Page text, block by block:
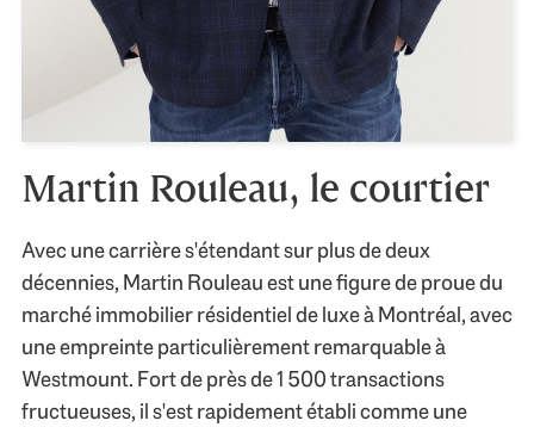
Martin Rouleau, le courtier
Avec une carrière s'étendant sur plus de deux
décennies, Martin Rouleau est une figure de proue du
marché immobilier résidentiel de luxe à Montréal, avec
une empreinte particulièrement remarquable à
Westmount. Fort de près de 1 500 transactions
fructueuses, il s'est rapidement établi comme une